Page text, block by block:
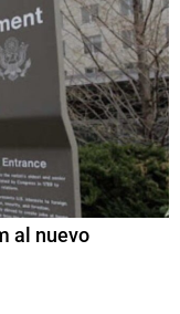
al nuevo